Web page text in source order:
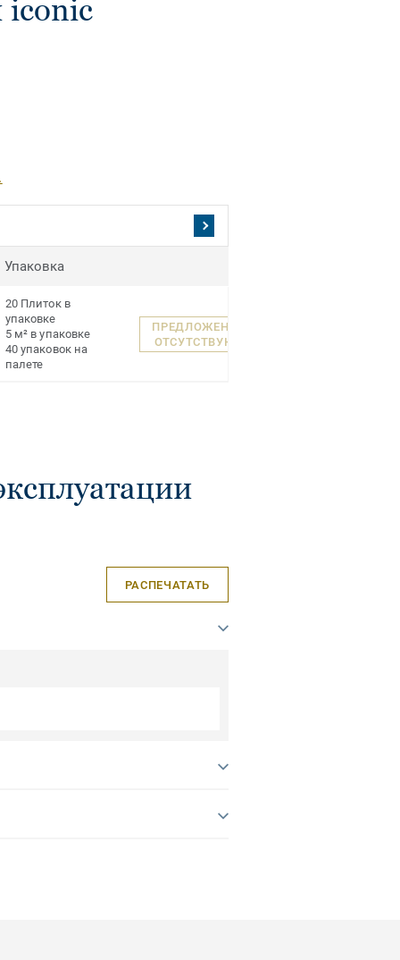
iconic
Упаковка
20 Плиток в
упаковке
5 м² в упаковке
40 упаковок на
палете
ПРЕДЛОЖЕНИЯ
ОТСУТСТВУЮТ
РАСПЕЧАТАТЬ